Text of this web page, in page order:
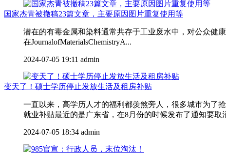
国家杰青被撤稿23篇文章，主要原因图片重复使用等
潜在的有毒金属和染料通常共存于工业废水中，对公众健
在JournalofMaterialsChemistryA...
2024-07-05 19:11 admin
变天了！硕士学历停止发放生活及租房补贴
一直以来，高学历人才的福利都羡煞旁人，很多城市为了
就业补贴最近的是广东省，在8月份的时候发布了通知要取
2024-07-05 18:34 admin